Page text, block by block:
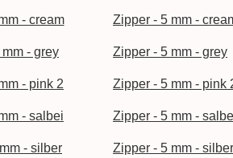
Zipper - 5 mm -
Zipper - 5 mm - grey
Zipper - 5 mm - pink
Zipper - 5 mm -
Zipper - 5 mm - silber